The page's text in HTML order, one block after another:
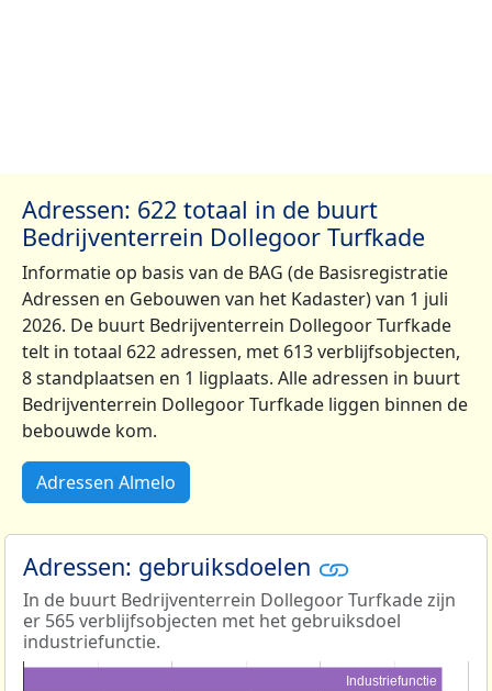
Adressen: 622 totaal in de buurt
Bedrijventerrein Dollegoor Turfkade
Informatie op basis van de BAG (de Basisregistratie
Adressen en Gebouwen van het Kadaster) van 1 juli
2026. De buurt Bedrijventerrein Dollegoor Turfkade
telt in totaal 622 adressen, met 613 verblijfsobjecten,
8 standplaatsen en 1 ligplaats. Alle adressen in buurt
Bedrijventerrein Dollegoor Turfkade liggen binnen de
bebouwde kom.
Adressen Almelo
Adressen: gebruiksdoelen
In de buurt Bedrijventerrein Dollegoor Turfkade zijn
er 565 verblijfsobjecten met het gebruiksdoel
industriefunctie.
Industriefunctie